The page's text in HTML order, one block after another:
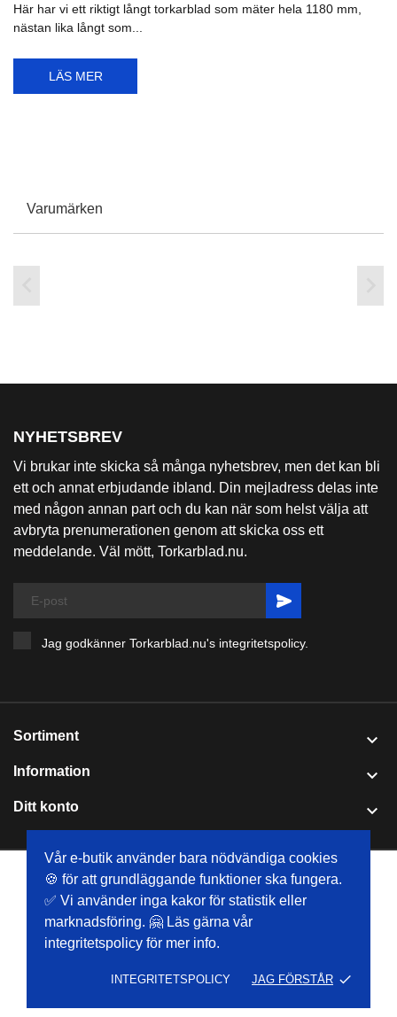
Vår e-butik använder bara nödvändiga cookies
🍪 för att grundläggande funktioner ska fungera.
✅ Vi använder inga kakor för statistik eller
marknadsföring. 🤗 Läs gärna vår
integritetspolicy för mer info.
INTEGRITETSPOLICY JAG FÖRSTÅR done
Här har vi ett riktigt långt torkarblad som mäter hela 1180 mm,
nästan lika långt som...
LÄS MER
Varumärken
NYHETSBREV
Vi brukar inte skicka så många nyhetsbrev, men det kan bli
ett och annat erbjudande ibland. Din mejladress delas inte
med någon annan part och du kan när som helst välja att
avbryta prenumerationen genom att skicka oss ett
meddelande. Väl mött, Torkarblad.nu.
Jag godkänner Torkarblad.nu's integritetspolicy.
Sortiment 
Information 
Ditt konto 
© 2026 Torkarblad.nu - Försäljning av torkarblad online | E-
handelsprogramvara via PrestaShop™